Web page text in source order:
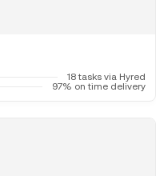
18 tasks via Hyred
97% on time delivery